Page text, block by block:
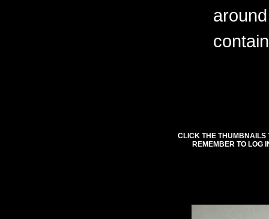
CLICK THE THUMBNAILS
REMEMBER TO LOG